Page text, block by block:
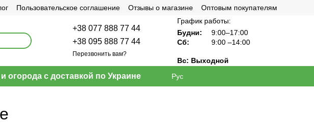
Пользовательское соглашение Отзывы о магазине
Оптовым покупателям
+38 077 888 77 44
+38 095 888 77 44
Перезвонить вам?
График работы:
Будни:
9:00–17:00
Сб:
9:00–14:00
Вс: Выходной
огорода с доставкой по Украине Рус